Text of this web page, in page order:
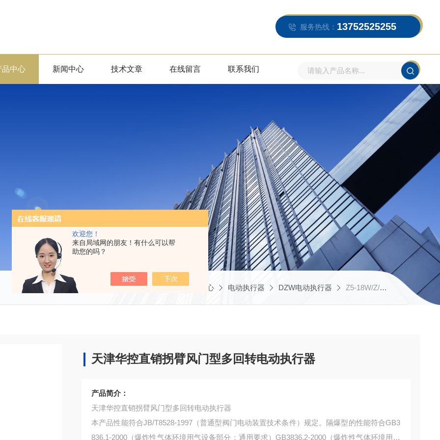
欢迎您！
来自局域网的朋友！有什么可以帮
助您的吗？
服务热线： 13752525255
品中心 新闻中心 技术文章 在线留言 联系我们
当前位置：首页 产品中心 电动执行器 DZW电动执行器 Z5-18W/Z/T天津华控直销拐臂风门型多回转电动执行器
天津华控直销拐臂风门型多回转电动执行器
产品简介：
天津华控直销拐臂风门型多回转电动执行器
本产品性能符合JB/T8528-1997（普通型阀门电动装置技术条件）规定。隔爆型的性能符合GB3
836.1-2000（爆炸性气体环境用气设备部分：通用要求）GB3836.2-2000（爆炸性气体环境用电